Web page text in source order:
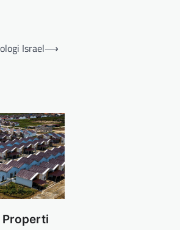
Israel⟶
Properti